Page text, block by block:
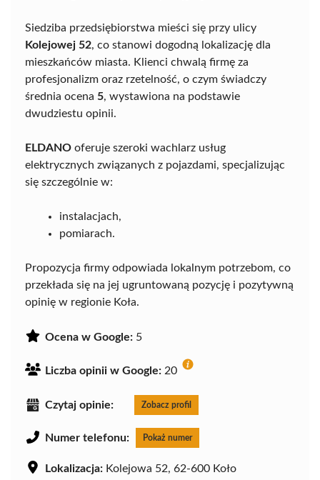
Siedziba przedsiębiorstwa mieści się przy ulicy
Kolejowej 52, co stanowi dogodną lokalizację dla
mieszkańców miasta. Klienci chwalą firmę za
profesjonalizm oraz rzetelność, o czym świadczy
średnia ocena 5, wystawiona na podstawie
dwudziestu opinii.
ELDANO oferuje szeroki wachlarz usług
elektrycznych związanych z pojazdami, specjalizując
się szczególnie w:
instalacjach,
pomiarach.
Propozycja firmy odpowiada lokalnym potrzebom, co
przekłada się na jej ugruntowaną pozycję i pozytywną
opinię w regionie Koła.
Ocena w Google: 5
Liczba opinii w Google: 20
Czytaj opinie: Zobacz profil
Numer telefonu: Pokaż numer
Lokalizacja: Kolejowa 52, 62-600 Koło